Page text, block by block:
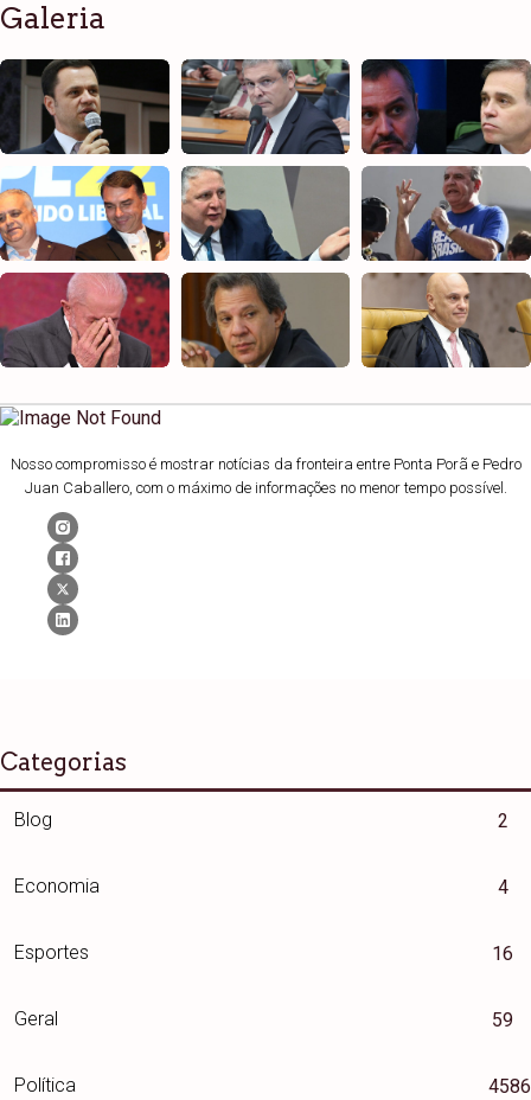
Galeria
Nosso compromisso é mostrar notícias da fronteira entre Ponta Porã e Pedro
Juan Caballero, com o máximo de informações no menor tempo possível.
Categorias
Blog 2
Economia 4
Esportes 16
Geral 59
Política 4586